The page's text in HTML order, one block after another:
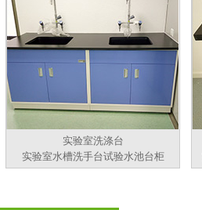
实验室洗涤台
实验室水槽洗手台试验水池台柜